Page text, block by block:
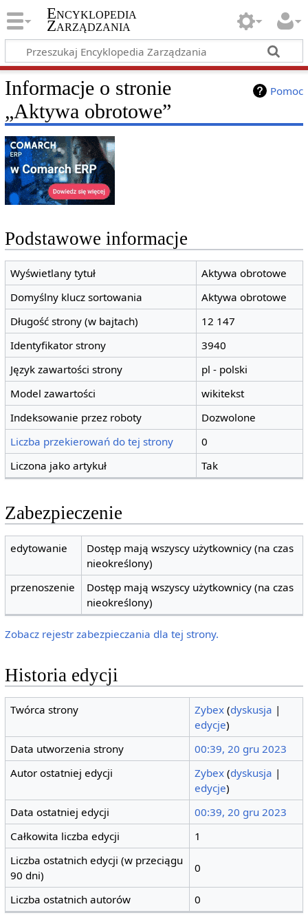
Encyklopedia
Zarządzania
Pomoc
Informacje o stronie
„Aktywa obrotowe”
Podstawowe informacje
Wyświetlany tytuł
Aktywa obrotowe
Domyślny klucz sortowania
Aktywa obrotowe
Długość strony (w bajtach)
12 147
Identyfikator strony
3940
Język zawartości strony
pl - polski
Model zawartości
wikitekst
Indeksowanie przez roboty
Dozwolone
Liczba przekierowań do tej strony
0
Liczona jako artykuł
Tak
Zabezpieczenie
edytowanie
Dostęp mają wszyscy użytkownicy (na czas
nieokreślony)
przenoszenie
Dostęp mają wszyscy użytkownicy (na czas
nieokreślony)
Zobacz rejestr zabezpieczania dla tej strony.
Historia edycji
Twórca strony Zybex (dyskusja |
edycje)
Data utworzenia strony
00:39, 20 gru 2023
Autor ostatniej edycji
Zybex (dyskusja |
edycje)
Data ostatniej edycji
00:39, 20 gru 2023
Całkowita liczba edycji
1
Liczba ostatnich edycji (w przeciągu
90 dni)
0
Liczba ostatnich autorów 0